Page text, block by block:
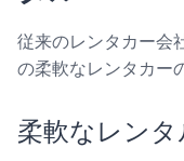
従来のレンタカー会
の柔軟なレンタカー
柔軟なレン